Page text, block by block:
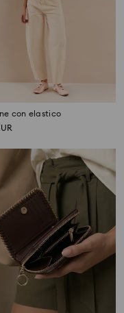
con elastico